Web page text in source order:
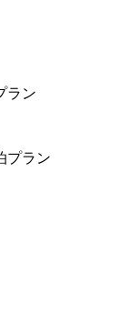
ラン
プラン